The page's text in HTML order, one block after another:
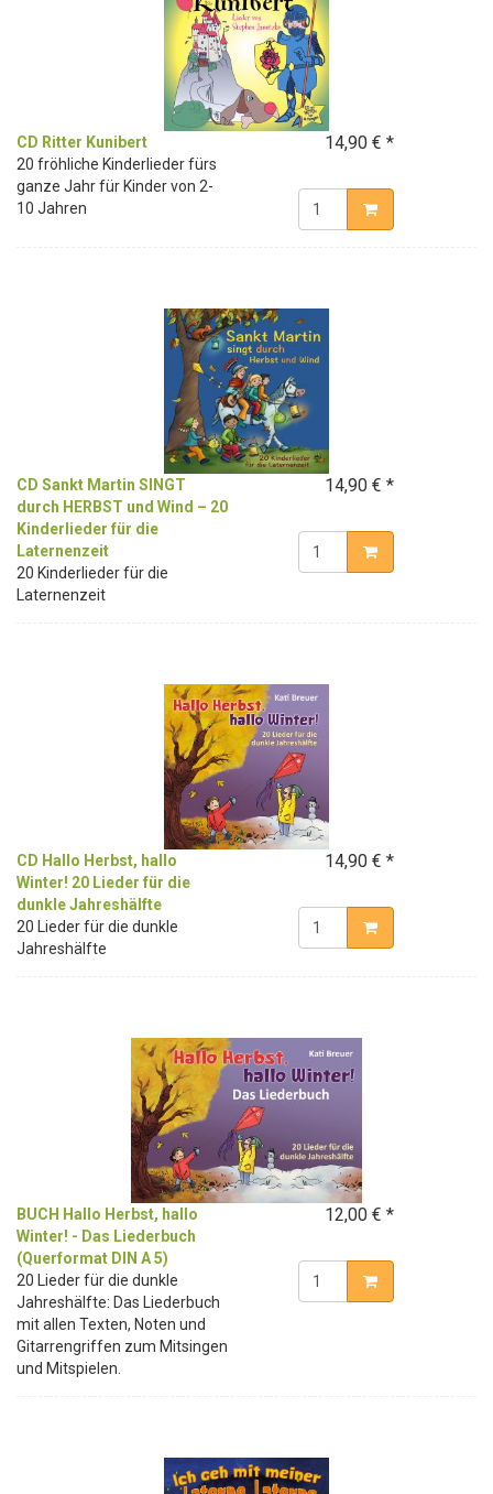
CD Ritter Kunibert
20 fröhliche Kinderlieder fürs
ganze Jahr für Kinder von 2-
10 Jahren
14,90 € *
CD Sankt Martin SINGT
durch HERBST und Wind – 20
Kinderlieder für die
Laternenzeit
20 Kinderlieder für die
Laternenzeit
14,90 € *
CD Hallo Herbst, hallo
Winter! 20 Lieder für die
dunkle Jahreshälfte
20 Lieder für die dunkle
Jahreshälfte
14,90 € *
BUCH Hallo Herbst, hallo
Winter! - Das Liederbuch
(Querformat DIN A 5)
20 Lieder für die dunkle
Jahreshälfte: Das Liederbuch
mit allen Texten, Noten und
Gitarrengriffen zum Mitsingen
und Mitspielen.
12,00 € *